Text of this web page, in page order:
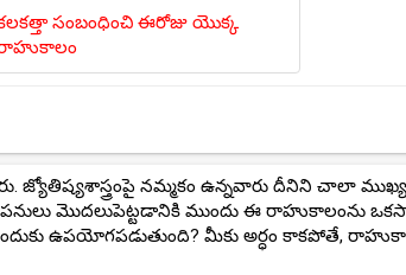
సంబంధించి ఈరోజు యొక్క
జ్యోతిష్యశాస్త్రంపై నమ్మకం ఉన్నవారు దీనిని చాలా
పనులు మొదలుపెట్టడానికి ముందు ఈ రాహుకాలంను
ఉపయోగపడుతుంది? మీకు అర్ధం కాకపోతే,